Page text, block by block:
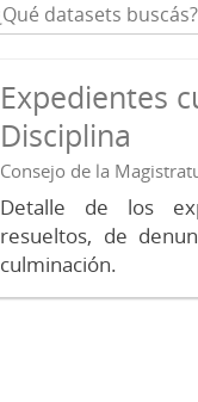
Expedientes
Disciplina
Consejo de la
Detalle de los
resueltos, de
culminación.